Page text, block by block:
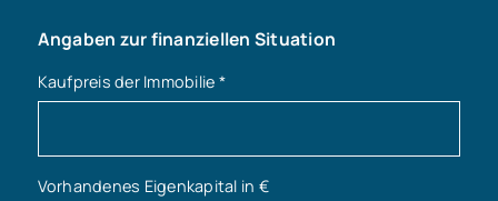
Angaben zur finanziellen Situation
Kaufpreis der Immobilie *
Vorhandenes Eigenkapital in €